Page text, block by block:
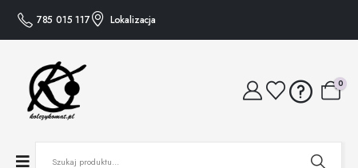
785 015 117 Lokalizacja
0